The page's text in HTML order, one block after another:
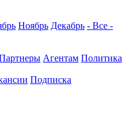
Ноябрь Декабрь - Все -
Агентам Политика
Подписка